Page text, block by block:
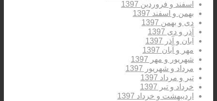
اسفند و فروردین 1397
بهمن و اسفند 1397
دی و بهمن 1397
آذر و دی 1397
آبان و آذر 1397
مهر و آبان 1397
شهریور و مهر 1397
مرداد و شهریور 1397
تیر و مرداد 1397
خرداد و تیر 1397
اردیبهشت و خرداد 1397